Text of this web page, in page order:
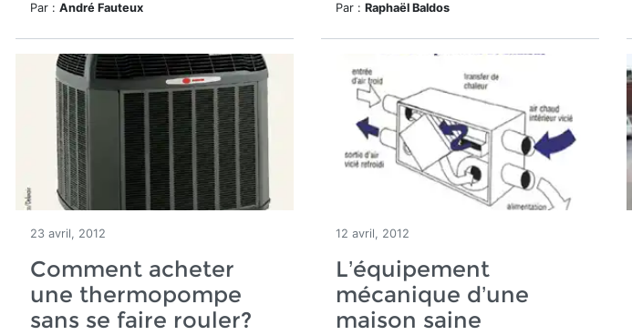
Par : André Fauteux Par : Raphaël Baldos
23 avril, 2012
Comment acheter
une thermopompe
sans se faire rouler?
12 avril, 2012
L’équipement
mécanique d’une
maison saine